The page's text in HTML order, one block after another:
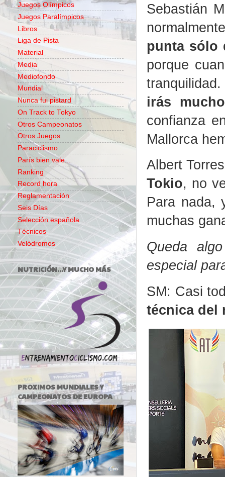
Sebastián
punta sólo
porque
irás
confianza
Mallorca
Albert
Tokio, no
Para nada,
muchas
Queda
especial
SM: Casi
técnica del
Juegos Olímpicos
Juegos Paralímpicos
Libros
Liga de Pista
Material
Media
Mediofondo
Mundial
Nunca fui pistard
On Track to Tokyo
Otros Campeonatos
Otros Juegos
Paraciclismo
París bien vale...
Ranking
Record hora
Reglamentación
Seis Días
Selección española
Técnicos
Velódromos
NUTRICIÓN...Y MUCHO MÁS
PROXIMOS MUNDIALES Y
CAMPEONATOS DE EUROPA